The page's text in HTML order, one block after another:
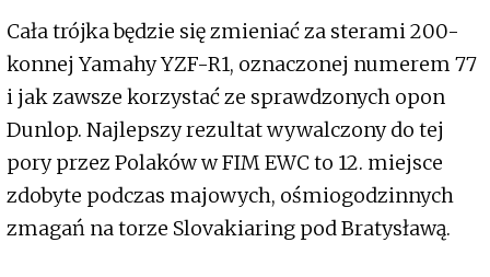
Cała trójka będzie się zmieniać za sterami 200-
konnej Yamahy YZF-R1, oznaczonej numerem 77
i jak zawsze korzystać ze sprawdzonych opon
Dunlop. Najlepszy rezultat wywalczony do tej
pory przez Polaków w FIM EWC to 12. miejsce
zdobyte podczas majowych, ośmiogodzinnych
zmagań na torze Slovakiaring pod Bratysławą.